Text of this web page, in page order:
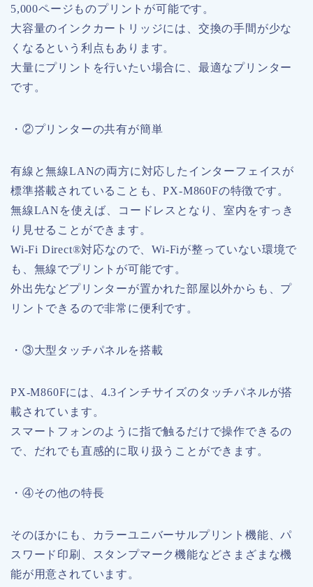
5,000ページものプリントが可能です。
大容量のインクカートリッジには、交換の手間が少な
くなるという利点もあります。
大量にプリントを行いたい場合に、最適なプリンター
です。
・②プリンターの共有が簡単
有線と無線LANの両方に対応したインターフェイスが
標準搭載されていることも、PX-M860Fの特徴です。
無線LANを使えば、コードレスとなり、室内をすっき
り見せることができます。
Wi-Fi Direct®対応なので、Wi-Fiが整っていない環境で
も、無線でプリントが可能です。
外出先などプリンターが置かれた部屋以外からも、プ
リントできるので非常に便利です。
・③大型タッチパネルを搭載
PX-M860Fには、4.3インチサイズのタッチパネルが搭
載されています。
スマートフォンのように指で触るだけで操作できるの
で、だれでも直感的に取り扱うことができます。
・④その他の特長
そのほかにも、カラーユニバーサルプリント機能、パ
スワード印刷、スタンプマーク機能などさまざまな機
能が用意されています。